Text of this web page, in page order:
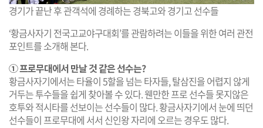
경기가 끝난 후 관객석에 경례하는 경북고와 경기고 선수들
‘황금사자기 전국고교야구대회’를 관람하려는 이들을 위한 여러 관전
포인트를 소개해 본다.
① 프로무대에서 만날 것 같은 선수는?
황금사자기에서는 타율이 5할을 넘는 타자들, 탈삼진을 어렵지 않게
거두는 투수들을 쉽게 찾아볼 수 있다. 웬만한 프로 선수들 못지않은
호투와 적시타를 선보이는 선수들이 많다. 황금사자기에서 눈에 띄던
선수들이 프로무대에 서서 신인왕 자리에 오르는 경우도 많다.